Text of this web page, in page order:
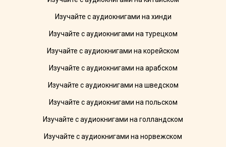
Изучайте с аудиокнигами на хинди
Изучайте с аудиокнигами на турецком
Изучайте с аудиокнигами на корейском
Изучайте с аудиокнигами на арабском
Изучайте с аудиокнигами на шведском
Изучайте с аудиокнигами на польском
Изучайте с аудиокнигами на голландском
Изучайте с аудиокнигами на норвежском